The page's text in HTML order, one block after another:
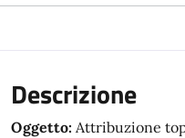
Descrizione
Oggetto: Attribuzione